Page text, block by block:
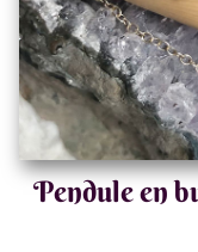
Pendule en